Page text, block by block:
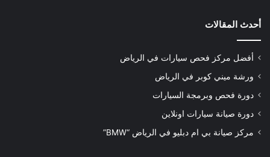
أحدث المقالات
أفضل مركز فحص سيارات في الرياض
ورشة ميني كوبر في الرياض
دورة فحص وبرمجة السيارات
دورة صيانة سيارات اونلاين
مركز صيانة بي ام دبليو في الرياض “BMW”